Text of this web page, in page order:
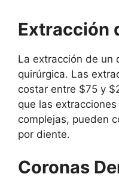
Extracción
La extracción de un
quirúrgica. Las
costar entre $75 y
que las
complejas, pueden
por diente.
Coronas